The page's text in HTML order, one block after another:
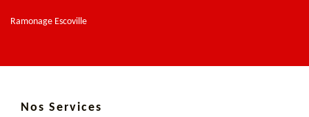
Ramonage Escoville
Nos Services